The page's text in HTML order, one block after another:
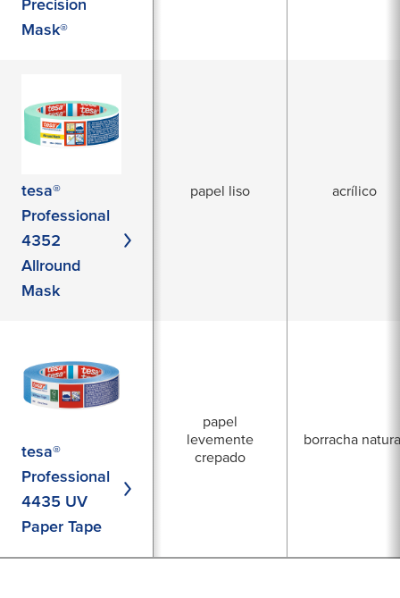
Precision
Mask®
tesa®
Professional
4352
Allround
Mask
papel liso acrílico
tesa®
Professional
4435 UV
Paper Tape
papel
levemente
crepado
borracha